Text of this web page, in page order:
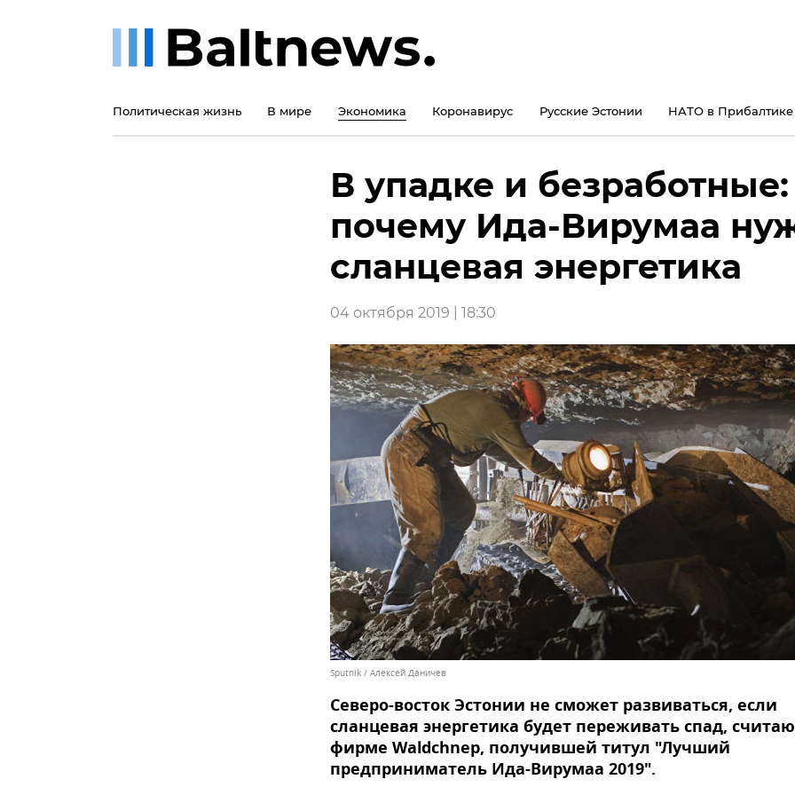
Политическая жизнь В мире Экономика Коронавирус Русские Эстонии НАТО в Прибалтике
В упадке и безработные:
почему Ида-Вирумаа
сланцевая энергетика
04 октября 2019 | 18:30
Sputnik / Алексей Даничев
Северо-восток Эстонии не сможет развиваться, если
сланцевая энергетика будет переживать спад,
фирме Waldchnep, получившей титул "Лучший
предприниматель Ида-Вирумаа 2019".